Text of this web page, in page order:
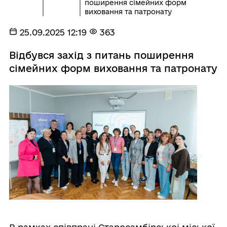
поширення сімейних форм
виховання та патронату
25.09.2025 12:19 363
Відбувся захід з питань поширення
сімейних форм виховання та патронату